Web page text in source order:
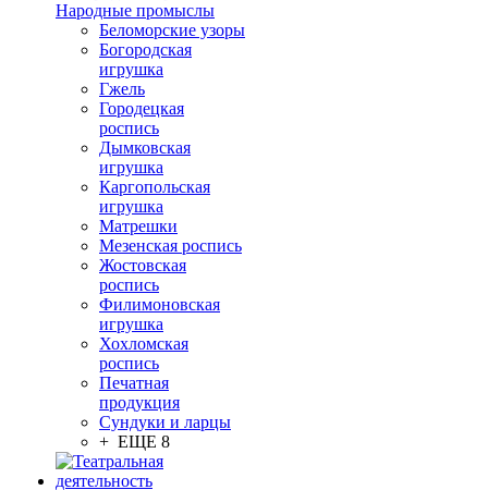
Народные промыслы
Беломорские узоры
Богородская
игрушка
Гжель
Городецкая
роспись
Дымковская
игрушка
Каргопольская
игрушка
Матрешки
Мезенская роспись
Жостовская
роспись
Филимоновская
игрушка
Хохломская
роспись
Печатная
продукция
Сундуки и ларцы
+ ЕЩЕ 8